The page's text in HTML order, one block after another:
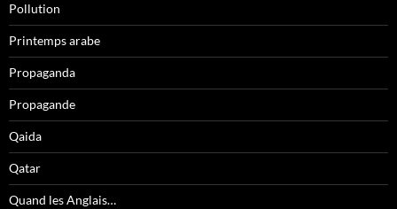
Pollution
Printemps arabe
Propaganda
Propagande
Qaida
Qatar
Quand les Anglais…